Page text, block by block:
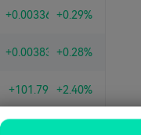
+0.00336 +0.29%
+0.00383 +0.28%
+101.79 +2.40%